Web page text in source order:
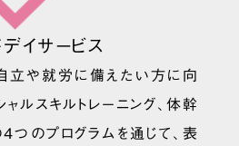
イサービス
立や就労に備えたい方に向
ャルスキルトレーニング、体幹
つのプログラムを通じて、表